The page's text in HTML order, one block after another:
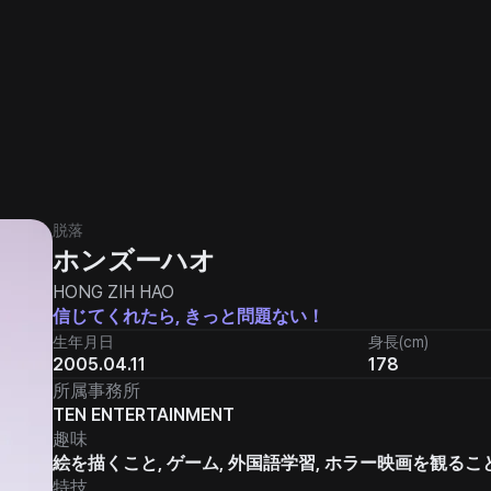
脱落
ホンズーハオ
HONG ZIH HAO
信じてくれたら, きっと問題ない！
生年月日
2005.04.11
身長(cm)
178
所属事務所
TEN ENTERTAINMENT
趣味
絵を描くこと, ゲーム, 外国語学習, ホラー映画を観るこ